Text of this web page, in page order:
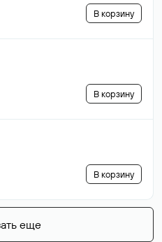
В корзину
В корзину
В корзину
еще